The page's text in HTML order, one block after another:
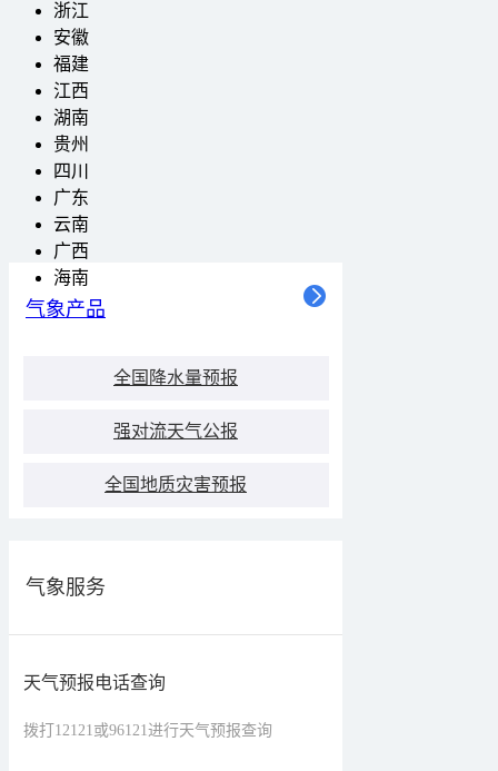
浙江
安徽
福建
江西
湖南
贵州
四川
广东
云南
广西
海南
气象产品
全国降水量预报
强对流天气公报
全国地质灾害预报
气象服务
天气预报电话查询
拨打12121或96121进行天气预报查询